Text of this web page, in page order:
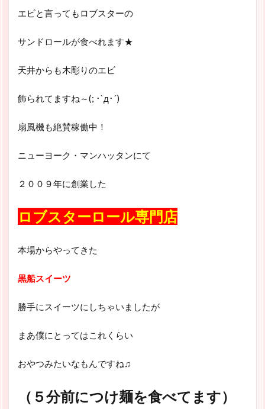
エビと言ってもロブスターの
サンドロールが食べれます★
天井からも木彫りのエビ
飾られてますね～(; ･`д･´)
扇風機も絶賛稼働中！
ニューヨーク・マンハッタンにて
２００９年に創業した
ロブスターロール専門店
本場からやってきた
黒船スイーツ
勝手にスイーツにしちゃいましたが
まあ僕にとってはこれくらい
おやつみたいなもんですね♫
（５分前につけ麺を食べてます）